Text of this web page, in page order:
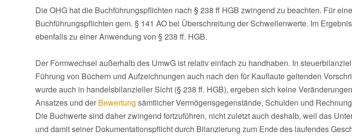
Die OHG hat die Buchführungspflichten nach § 238 ff HGB zwingend zu beachten. Für
Buchführungspflichten gem. § 141 AO bei Überschreitung der Schwellenwerte. Im
ebenfalls zu einer Anwendung von § 238 ff. HGB.
Der Formwechsel außerhalb des UmwG ist relativ einfach zu handhaben. In
Führung von Büchern und Aufzeichnungen auch nach den für Kauflaute geltenden
wurde auch in handelsbilanzieller Sicht (§ 238 ff. HGB), ergeben sich keine
Ansatzes und der Bewertung sämtlicher Vermögensgegenstände, Schulden und
Die Buchwerte sind daher zwingend fortzuführen, nicht zuletzt auch deshalb, weil das
und damit seiner Dokumentationspflicht durch Bilanzierung zum Ende des laufendes